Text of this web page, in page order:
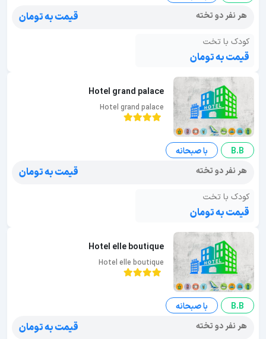
هر نفر دو تخته
قیمت به تومان
کودک با تخت
قیمت به تومان
Hotel grand palace
Hotel grand palace
B.B
با صبحانه
هر نفر دو تخته
قیمت به تومان
کودک با تخت
قیمت به تومان
Hotel elle boutique
Hotel elle boutique
B.B
با صبحانه
هر نفر دو تخته
قیمت به تومان